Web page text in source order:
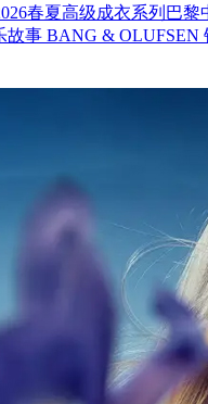
春夏高级成衣系列巴
事 BANG &